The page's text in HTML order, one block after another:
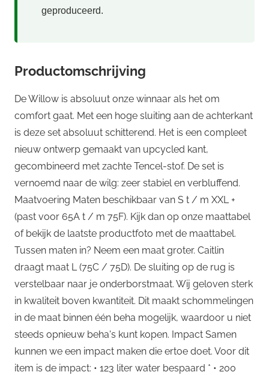
geproduceerd.
Productomschrijving
De Willow is absoluut onze winnaar als het om
comfort gaat. Met een hoge sluiting aan de achterkant
is deze set absoluut schitterend. Het is een compleet
nieuw ontwerp gemaakt van upcycled kant,
gecombineerd met zachte Tencel-stof. De set is
vernoemd naar de wilg: zeer stabiel en verbluffend.
Maatvoering Maten beschikbaar van S t / m XXL +
(past voor 65A t / m 75F). Kijk dan op onze maattabel
of bekijk de laatste productfoto met de maattabel.
Tussen maten in? Neem een ​​maat groter. Caitlin
draagt ​​maat L (75C / 75D). De sluiting op de rug is
verstelbaar naar je onderborstmaat. Wij geloven sterk
in kwaliteit boven kwantiteit. Dit maakt schommelingen
in de maat binnen één beha mogelijk, waardoor u niet
steeds opnieuw beha's kunt kopen. Impact Samen
kunnen we een impact maken die ertoe doet. Voor dit
item is de impact: • 123 liter water bespaard * • 200